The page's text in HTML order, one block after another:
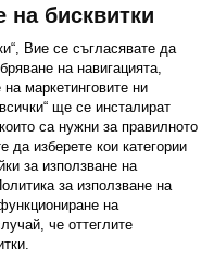
(Cookies)
на бисквитки
Вие се съгласявате да
на навигацията,
маркетинговите ни
ще се инсталират
са нужни за правилното
изберете кои категории
за използване на
за използване на
на
че оттеглите